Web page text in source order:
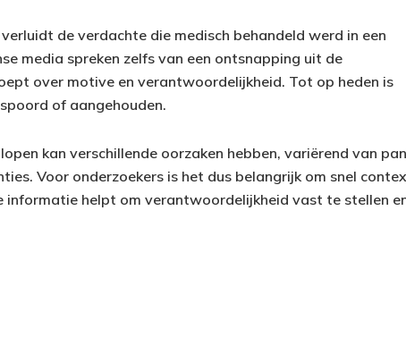
de verdachte die medisch behandeld werd in een
media spreken zelfs van een ontsnapping uit de
over motive en verantwoordelijkheid. Tot op heden is
of aangehouden.
kan verschillende oorzaken hebben, variërend van
Voor onderzoekers is het dus belangrijk om snel
informatie helpt om verantwoordelijkheid vast te stellen